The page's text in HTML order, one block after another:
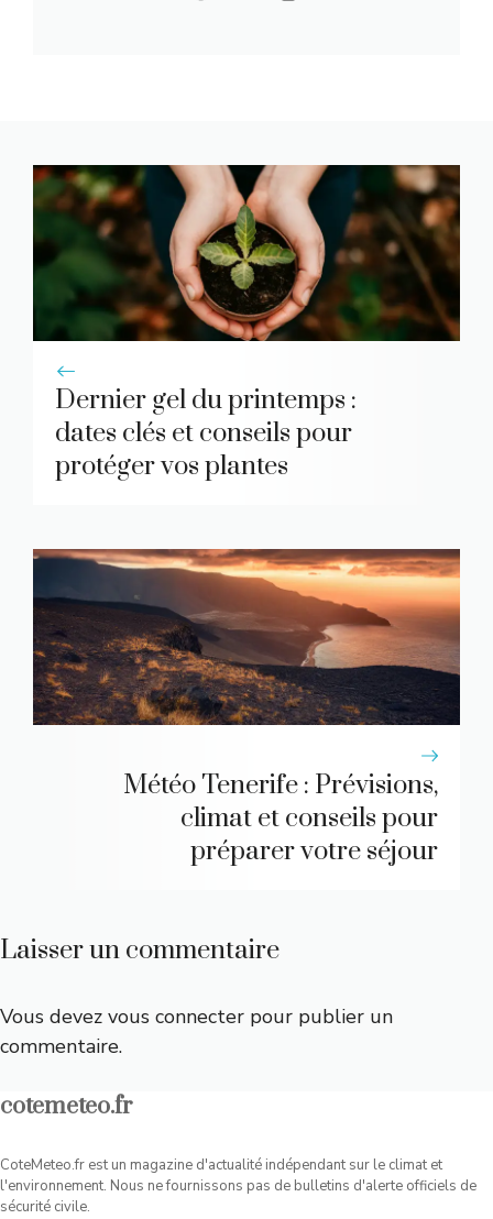
Dernier gel du printemps :
dates clés et conseils pour
protéger vos plantes
Météo Tenerife : Prévisions,
climat et conseils pour
préparer votre séjour
Laisser un commentaire
Vous devez vous connecter pour publier un
commentaire.
cotemeteo.fr
CoteMeteo.fr est un magazine d'actualité indépendant sur le climat et
l'environnement. Nous ne fournissons pas de bulletins d'alerte officiels de
sécurité civile.